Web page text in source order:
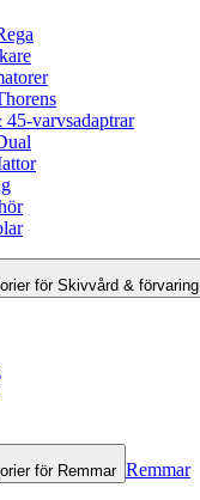
varvsadaptrar
för Skivvård & förvaring
för Remmar Remmar